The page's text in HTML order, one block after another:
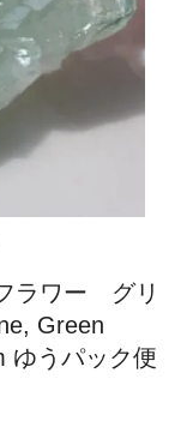
ラワー グリ
Green
うパック便